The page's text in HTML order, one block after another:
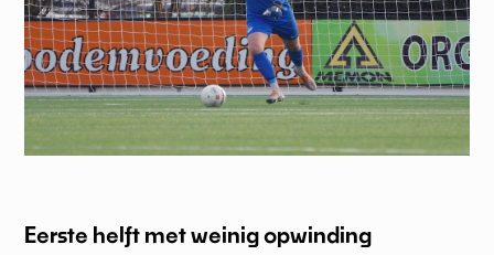
Eerste helft met weinig opwinding